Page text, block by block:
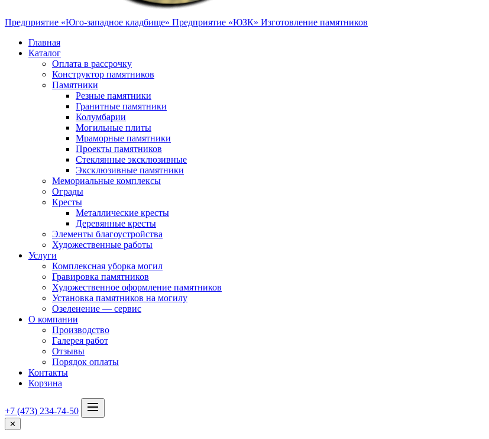
Предприятие «Юго-западное кладбище» Предприятие «ЮЗК» Изготовление памятников
Главная
Каталог
Оплата в рассрочку
Конструктор памятников
Памятники
Резные памятники
Гранитные памятники
Колумбарии
Могильные плиты
Мраморные памятники
Проекты памятников
Стеклянные эксклюзивные
Эксклюзивные памятники
Мемориальные комплексы
Ограды
Кресты
Металлические кресты
Деревянные кресты
Элементы благоустройства
Художественные работы
Услуги
Комплексная уборка могил
Гравировка памятников
Художественное оформление памятников
Установка памятников на могилу
Озеленение — сервис
О компании
Производство
Галерея работ
Отзывы
Порядок оплаты
Контакты
Корзина
+7 (473) 234-74-50
✕